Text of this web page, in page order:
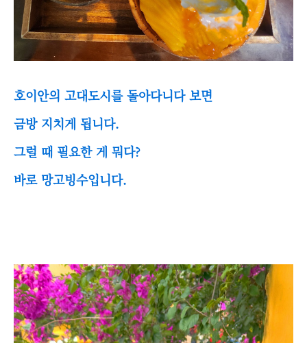
호이안의 고대도시를 돌아다니다 보면
금방 지치게 됩니다.
그럴 때 필요한 게 뭐다?
바로 망고빙수입니다.